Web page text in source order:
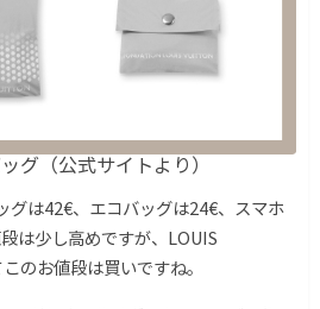
グ（公式サイトより）
グは42€、エコバッグは24€、スマホ
は少し高めですが、LOUIS
のお値段は買いですね。